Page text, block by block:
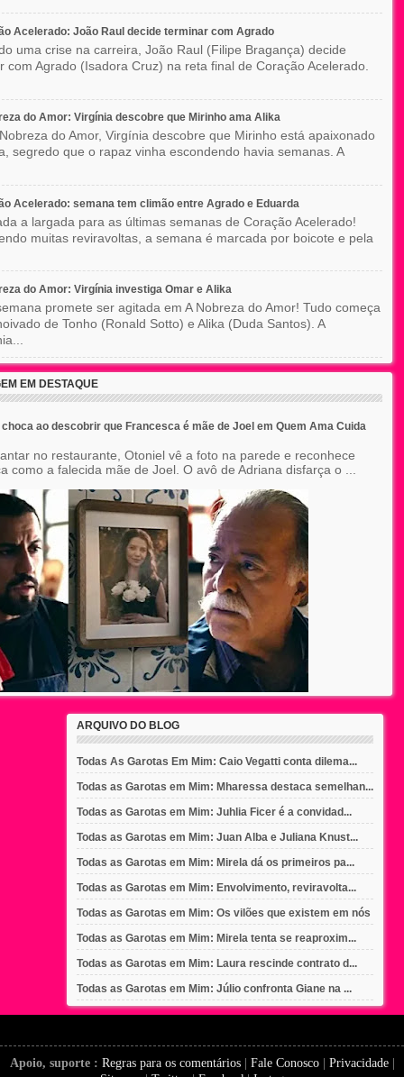
Acelerado: João Raul decide terminar com Agrado
uma crise na carreira, João Raul (Filipe Bragança) decide
com Agrado (Isadora Cruz) na reta final de Coração Acelerado.
do Amor: Virgínia descobre que Mirinho ama Alika
do Amor, Virgínia descobre que Mirinho está apaixonado
segredo que o rapaz vinha escondendo havia semanas. A
Acelerado: semana tem climão entre Agrado e Eduarda
a largada para as últimas semanas de Coração Acelerado!
muitas reviravoltas, a semana é marcada por boicote e pela
do Amor: Virgínia investiga Omar e Alika
promete ser agitada em A Nobreza do Amor! Tudo começa
de Tonho (Ronald Sotto) e Alika (Duda Santos). A
EM DESTAQUE
ao descobrir que Francesca é mãe de Joel em Quem Ama Cuida
no restaurante, Otoniel vê a foto na parede e reconhece
como a falecida mãe de Joel. O avô de Adriana disfarça o ...
ARQUIVO DO BLOG
Todas As Garotas Em Mim: Caio Vegatti conta dilema...
Todas as Garotas em Mim: Mharessa destaca semelhan...
Todas as Garotas em Mim: Juhlia Ficer é a convidad...
Todas as Garotas em Mim: Juan Alba e Juliana Knust...
Todas as Garotas em Mim: Mirela dá os primeiros pa...
Todas as Garotas em Mim: Envolvimento, reviravolta...
Todas as Garotas em Mim: Os vilões que existem em nós
Todas as Garotas em Mim: Mirela tenta se reaproxim...
Todas as Garotas em Mim: Laura rescinde contrato d...
Todas as Garotas em Mim: Júlio confronta Giane na ...
Apoio, suporte : Regras para os comentários| Fale Conosco| Privacidade|